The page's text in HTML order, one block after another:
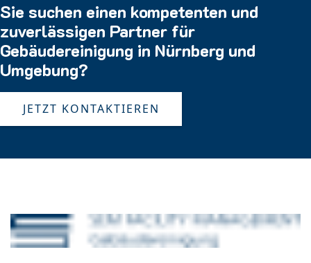
Sie suchen einen kompetenten und
zuverlässigen Partner für
Gebäudereinigung in Nürnberg und
Umgebung?
JETZT KONTAKTIEREN